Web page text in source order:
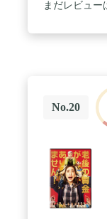
まだレビュー
No.20